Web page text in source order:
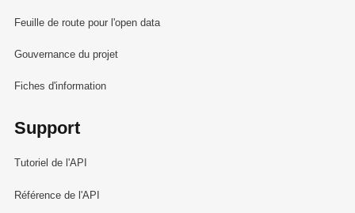
Feuille de route pour l'open data
Gouvernance du projet
Fiches d'information
Support
Tutoriel de l'API
Référence de l'API